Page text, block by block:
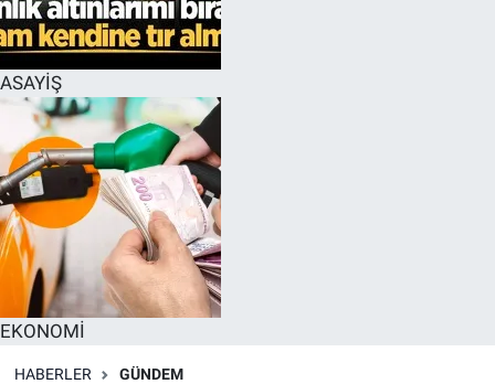
ASAYİŞ
EKONOMİ
HABERLER GÜNDEM